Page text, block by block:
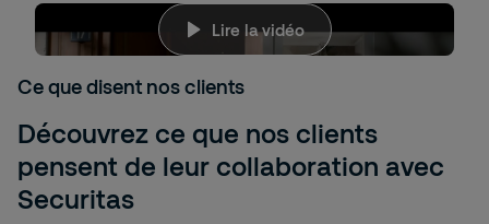
M5MxjChtOAU
Lire la vidéo
Cette vidéo ne peut être lue que si les cookies
cookies, cliquez sur "Autoriser tous les cookies"
des cookies" ci-dessous, et activez les Cookies
pour une publicité ciblée.
Paramètres des cookies
Ce que disent nos clients
Découvrez ce que nos clients
pensent de leur collaboration avec
Securitas